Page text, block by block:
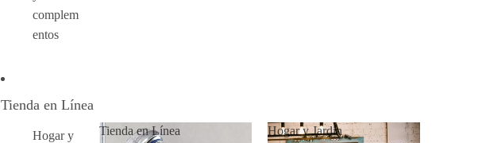
complem
entos
Tienda en Línea
Hogar y
Tienda en Línea
Hogar y Jardín